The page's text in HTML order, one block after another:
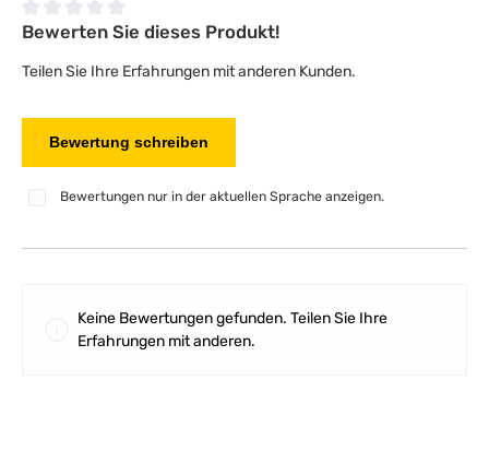
Durchschnittliche Bewertung von 0 von 5 Sternen
Bewerten Sie dieses Produkt!
Teilen Sie Ihre Erfahrungen mit anderen Kunden.
Bewertung schreiben
Bewertungen nur in der aktuellen Sprache anzeigen.
Keine Bewertungen gefunden. Teilen Sie Ihre
Erfahrungen mit anderen.